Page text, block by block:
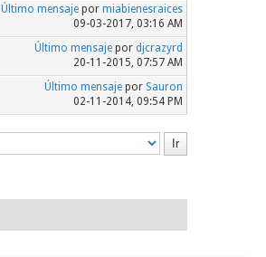
Último mensajepor miabienesraices
09-03-2017, 03:16 AM
Último mensajepor djcrazyrd
20-11-2015, 07:57 AM
Último mensajepor Sauron
02-11-2014, 09:54 PM